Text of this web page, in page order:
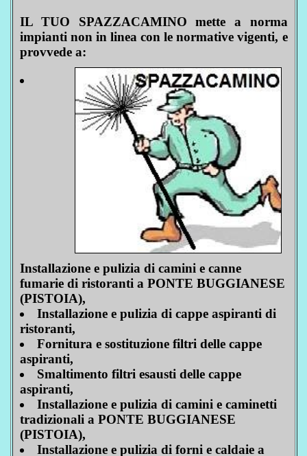
IL TUO SPAZZACAMINO mette a norma
impianti non in linea con le normative vigenti, e
provvede a:
Installazione e pulizia di camini e canne
fumarie di ristoranti a PONTE BUGGIANESE
(PISTOIA),
Installazione e pulizia di cappe aspiranti di
ristoranti,
Fornitura e sostituzione filtri delle cappe
aspiranti,
Smaltimento filtri esausti delle cappe
aspiranti,
Installazione e pulizia di camini e caminetti
tradizionali a PONTE BUGGIANESE
(PISTOIA),
Installazione e pulizia di forni e caldaie a